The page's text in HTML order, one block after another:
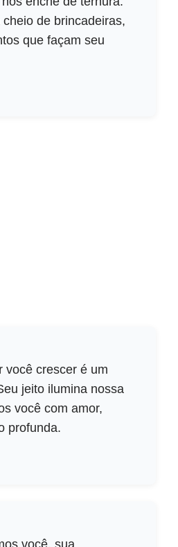
de brincadeiras,
que façam seu
você crescer é um
jeito ilumina nossa
você com amor,
profunda.